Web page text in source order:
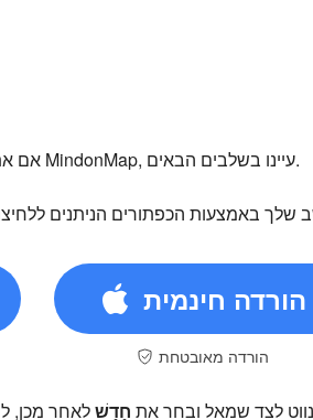
אם אתם רוצים ללמוד כיצד לבצע סיעור מוחות על גבי מפת חשיבה באמצעות MindonMap, עיינו בשלבים הבאים.
הורדה חינמית
הורדה מאובטחת
לצד שמאל ובחר את חָדָשׁ